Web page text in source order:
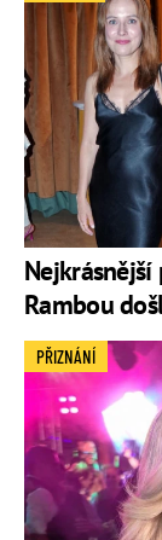
Nejkrásnější
Rambou
PŘIZNÁNÍ